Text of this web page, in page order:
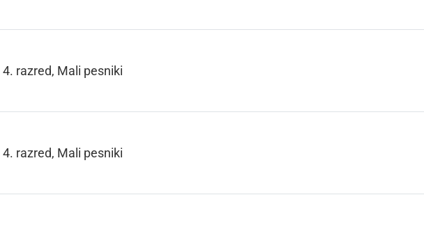
razred, Mali pesniki
razred, Mali pesniki